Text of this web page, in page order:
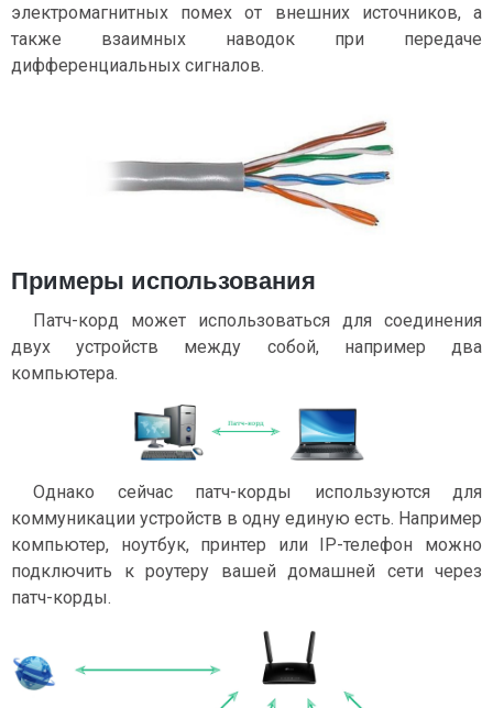
электромагнитных помех от внешних источников, а
также взаимных наводок при передаче
дифференциальных сигналов.
Примеры использования
Патч-корд может использоваться для соединения
двух устройств между собой, например два
компьютера.
Однако сейчас патч-корды используются для
коммуникации устройств в одну единую есть. Например
компьютер, ноутбук, принтер или IP-телефон можно
подключить к роутеру вашей домашней сети через
патч-корды.